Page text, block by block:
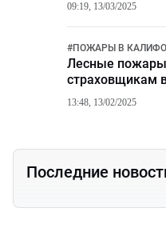
09:19, 13/03/2025
#ПОЖАРЫ В
Лесные пожары
страховщикам
13:48, 13/02/2025
Последние